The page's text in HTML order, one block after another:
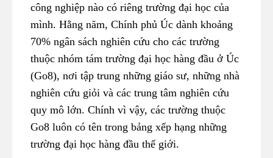
công nghiệp nào có riêng trường đại học của
mình. Hằng năm, Chính phủ Úc dành khoảng
70% ngân sách nghiên cứu cho các trường
thuộc nhóm tám trường đại học hàng đầu ở Úc
(Go8), nơi tập trung những giáo sư, những nhà
nghiên cứu giỏi và các trung tâm nghiên cứu
quy mô lớn. Chính vì vậy, các trường thuộc
Go8 luôn có tên trong bảng xếp hạng những
trường đại học hàng đầu thế giới.